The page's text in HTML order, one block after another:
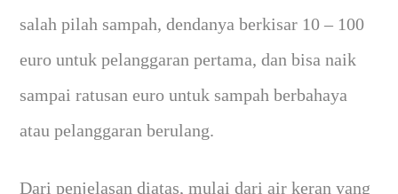
salah pilah sampah, dendanya berkisar 10 – 100
euro untuk pelanggaran pertama, dan bisa naik
sampai ratusan euro untuk sampah berbahaya
atau pelanggaran berulang.
Dari penjelasan diatas, mulai dari air keran yang